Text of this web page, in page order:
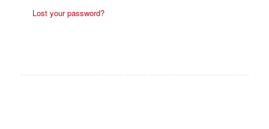
Lost your password?